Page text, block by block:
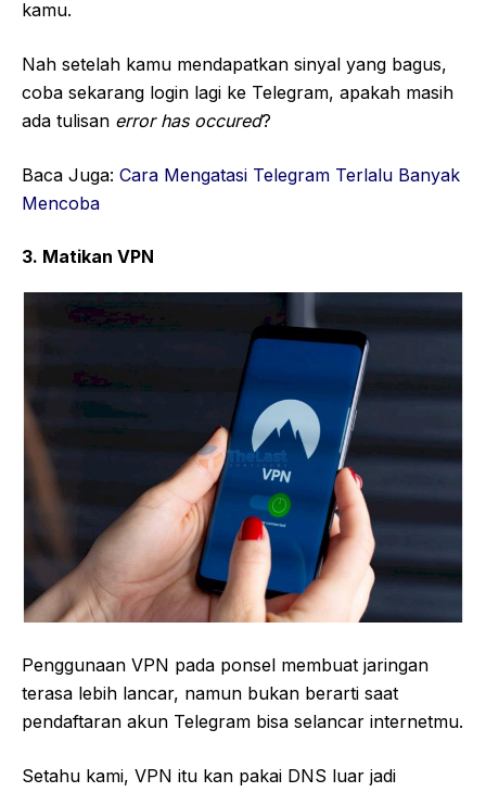
kamu.
Nah setelah kamu mendapatkan sinyal yang bagus,
coba sekarang login lagi ke Telegram, apakah masih
ada tulisan error has occured?
Baca Juga: Cara Mengatasi Telegram Terlalu Banyak
Mencoba
3. Matikan VPN
Penggunaan VPN pada ponsel membuat jaringan
terasa lebih lancar, namun bukan berarti saat
pendaftaran akun Telegram bisa selancar internetmu.
Setahu kami, VPN itu kan pakai DNS luar jadi